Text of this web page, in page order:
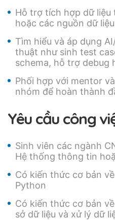
Hỗ trợ tích hợp dữ liệu
hoặc các nguồn dữ
Tìm hiểu và áp dụng
thuật như sinh test
schema, hỗ trợ debug
Phối hợp với mentor
nhóm để hoàn thành
Yêu cầu công
Sinh viên các ngành
Hệ thống thông tin
Có kiến thức cơ bản
Python
Có kiến thức cơ bản
sở dữ liệu và xử lý dữ